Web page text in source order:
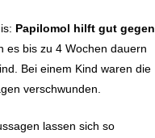
Papilomol hilft gut gegen
es bis zu 4 Wochen dauern
Bei einem Kind waren die
verschwunden.
lassen sich so